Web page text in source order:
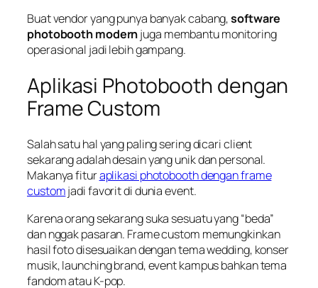
Buat vendor yang punya banyak cabang,software
photobooth modernjuga membantu monitoring
operasional jadi lebih gampang.
Aplikasi Photobooth dengan
Frame Custom
Salah satu hal yang paling sering dicari client
sekarang adalah desain yang unik dan personal.
Makanya fituraplikasi photobooth dengan frame
customjadi favorit di dunia event.
Karena orang sekarang suka sesuatu yang “beda”
dan nggak pasaran. Frame custom memungkinkan
hasil foto disesuaikan dengan tema wedding, konser
musik, launching brand, event kampus bahkan tema
fandom atau K-pop.